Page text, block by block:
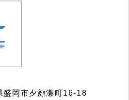
岡市夕顔瀬町16-18